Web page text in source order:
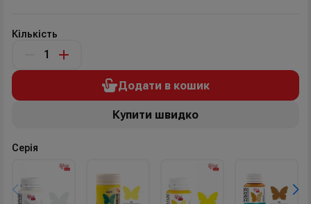
Кількість
Додати в кошик
Купити швидко
Серія